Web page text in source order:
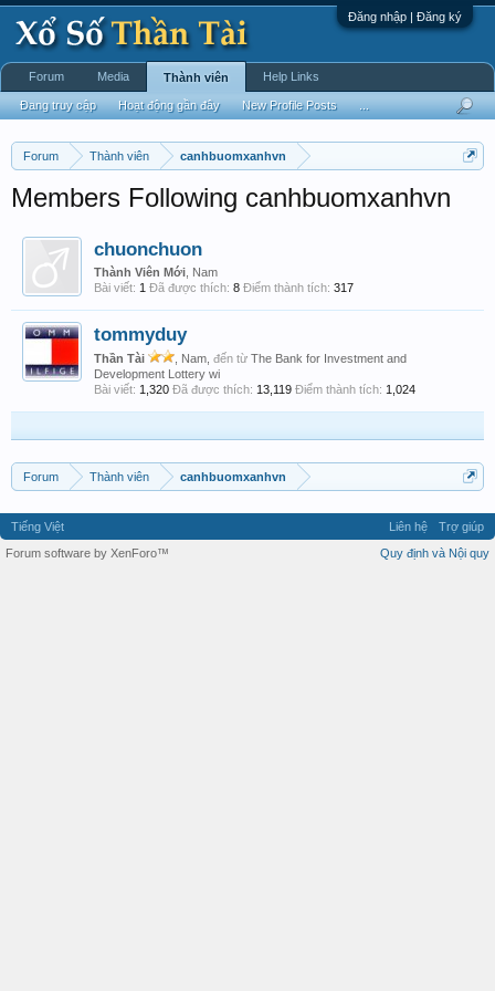
Đăng nhập | Đăng ký
Forum Thành viên canhbuomxanhvn
Members Following canhbuomxanhvn
chuonchuon
Thành Viên Mới , Nam
Bài viết: 1 Đã được thích: 8 Điểm thành tích: 317
tommyduy
Thần Tài , Nam, đến từ The Bank for Investment and
Development Lottery wi
Bài viết: 1,320 Đã được thích: 13,119 Điểm thành tích: 1,024
Forum Thành viên canhbuomxanhvn
Forum Media Thành viên
Đang truy cập Hoạt động gần đây New Profile Posts
Help Links
Tiếng Việt Liên hệ
Trợ giúp
Quy định và Nội quy
Forum software by XenForo™